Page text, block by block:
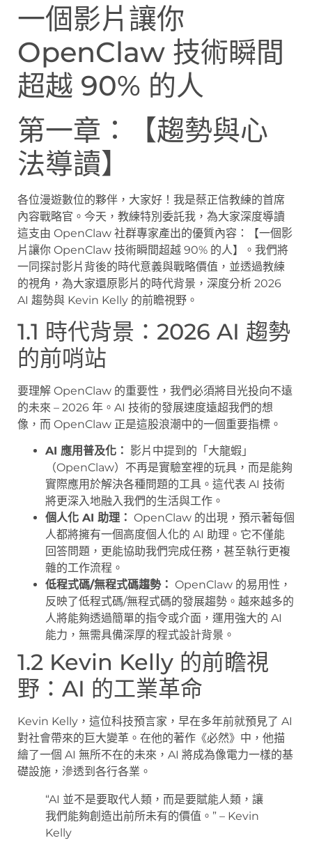
一個影片讓你
OpenClaw 技術瞬間
超越 90% 的人
第一章：【趨勢與心
法導讀】
各位漫遊數位的夥伴，大家好！我是蔡正信教練的首席
內容戰略官。今天，教練特別委託我，為大家深度導讀
這支由 OpenClaw 社群專家產出的優質內容：【一個影
片讓你 OpenClaw 技術瞬間超越 90% 的人】。我們將
一同探討影片背後的時代意義與戰略價值，並透過教練
的視角，為大家還原影片的時代背景，深度分析 2026
AI 趨勢與 Kevin Kelly 的前瞻視野。
1.1 時代背景：2026 AI 趨勢
的前哨站
要理解 OpenClaw 的重要性，我們必須將目光投向不遠
的未來 – 2026 年。AI 技術的發展速度遠超我們的想
像，而 OpenClaw 正是這股浪潮中的一個重要指標。
AI 應用普及化： 影片中提到的「大龍蝦」
（OpenClaw）不再是實驗室裡的玩具，而是能夠
實際應用於解決各種問題的工具。這代表 AI 技術
將更深入地融入我們的生活與工作。
個人化 AI 助理： OpenClaw 的出現，預示著每個
人都將擁有一個高度個人化的 AI 助理。它不僅能
回答問題，更能協助我們完成任務，甚至執行更複
雜的工作流程。
低程式碼/無程式碼趨勢： OpenClaw 的易用性，
反映了低程式碼/無程式碼的發展趨勢。越來越多的
人將能夠透過簡單的指令或介面，運用強大的 AI
能力，無需具備深厚的程式設計背景。
1.2 Kevin Kelly 的前瞻視
野：AI 的工業革命
Kevin Kelly，這位科技預言家，早在多年前就預見了 AI
對社會帶來的巨大變革。在他的著作《必然》中，他描
繪了一個 AI 無所不在的未來，AI 將成為像電力一樣的基
礎設施，滲透到各行各業。
“AI 並不是要取代人類，而是要賦能人類，讓
我們能夠創造出前所未有的價值。” – Kevin
Kelly